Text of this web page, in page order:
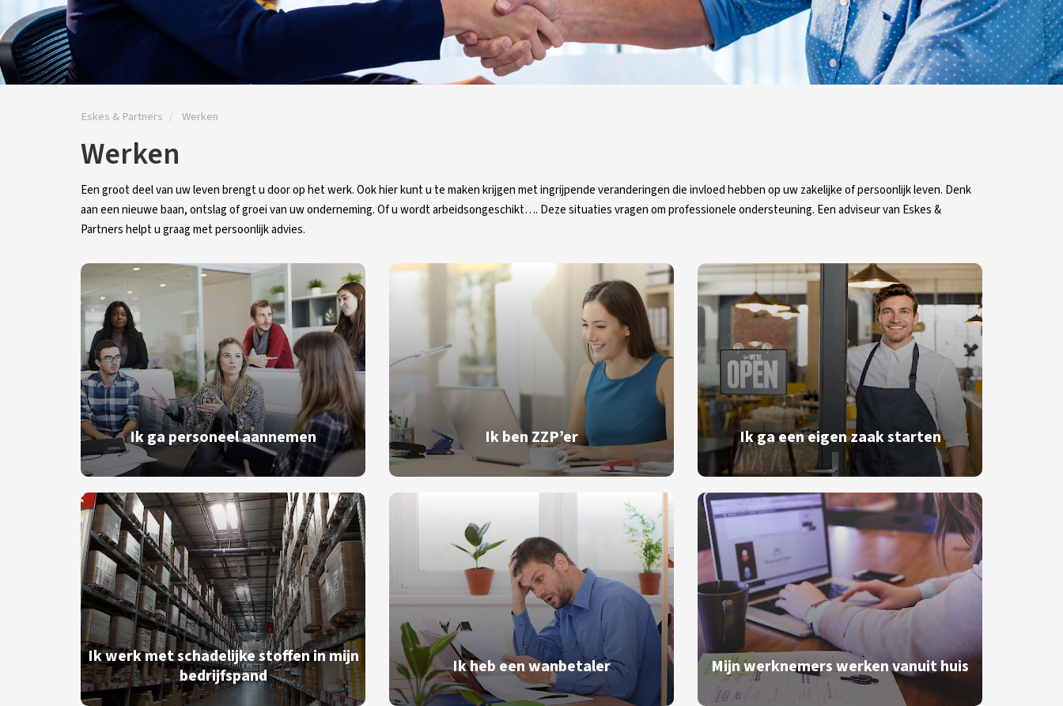
Eskes & Partners Werken
Werken
Een groot deel van uw leven brengt u door op het werk. Ook hier kunt u te maken krijgen met ingrijpende veranderingen die invloed hebben op uw zakelijke of persoonlijk leven. Denk
aan een nieuwe baan, ontslag of groei van uw onderneming. Of u wordt arbeidsongeschikt…. Deze situaties vragen om professionele ondersteuning. Een adviseur van Eskes &
Partners helpt u graag met persoonlijk advies.
Ik ga personeel aannemen Ik ben ZZP’er Ik ga een eigen zaak starten
Ik werk met schadelijke stoffen in mijn
bedrijfspand
Ik heb een wanbetaler Mijn werknemers werken vanuit huis